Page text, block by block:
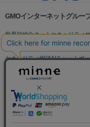
GMOインターネットグルー
世界初総合ネットセキュリティ
パスワード漏洩診断
Webサ
セキュリティ相談AIチャットボ
実在証明・盗聴対策
サイバー攻撃対策（GMO Flatt
セキュリティ事業の軌跡